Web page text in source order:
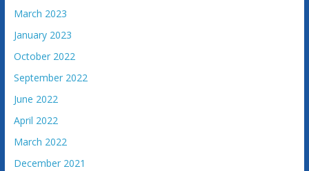
March 2023
January 2023
October 2022
September 2022
June 2022
April 2022
March 2022
December 2021